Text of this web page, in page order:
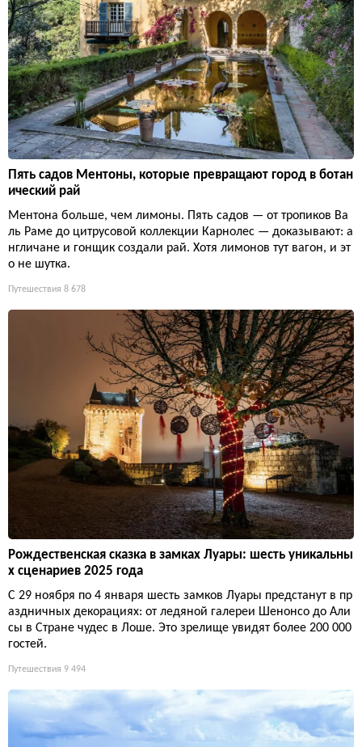
Пять садов Ментоны, которые превращают город в ботан
ический рай
Ментона больше, чем лимоны. Пять садов — от тропиков Ва
ль Раме до цитрусовой коллекции Карнолес — доказывают: а
нгличане и гонщик создали рай. Хотя лимонов тут вагон, и эт
о не шутка.
Путешествия 8 678
Рождественская сказка в замках Луары: шесть уникальны
х сценариев 2025 года
С 29 ноября по 4 января шесть замков Луары предстанут в пр
аздничных декорациях: от ледяной галереи Шенонсо до Али
сы в Стране чудес в Лоше. Это зрелище увидят более 200 000
гостей.
Путешествия 9 494